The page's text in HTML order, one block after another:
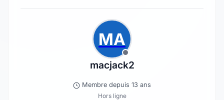
MA
macjack2
Membre depuis 13 ans
Hors ligne